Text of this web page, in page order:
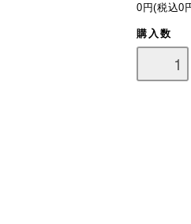
0円(税込0
購入数